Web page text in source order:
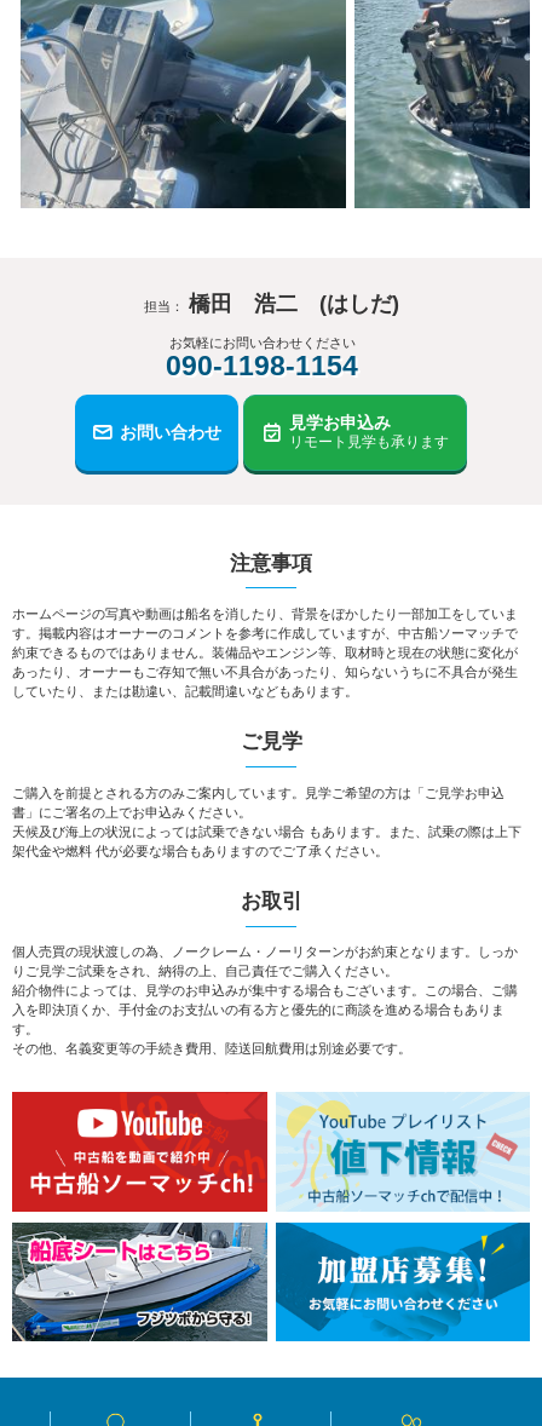
担当： 橋田 浩二 (はしだ)
お気軽にお問い合わせください
090-1198-1154
お問い合わせ 見学お申込み
リモート見学も承ります
注意事項
ホームページの写真や動画は船名を消したり、背景をぼかしたり一部加工をしていま
す。掲載内容はオーナーのコメントを参考に作成していますが、中古船ソーマッチで
約束できるものではありません。装備品やエンジン等、取材時と現在の状態に変化が
あったり、オーナーもご存知で無い不具合があったり、知らないうちに不具合が発生
していたり、または勘違い、記載間違いなどもあります。
ご見学
ご購入を前提とされる方のみご案内しています。見学ご希望の方は「ご見学お申込
書」にご署名の上でお申込みください。
天候及び海上の状況によっては試乗できない場合 もあります。また、試乗の際は上下
架代金や燃料 代が必要な場合もありますのでご了承ください。
お取引
個人売買の現状渡しの為、ノークレーム・ノーリターンがお約束となります。しっか
りご見学ご試乗をされ、納得の上、自己責任でご購入ください。
紹介物件によっては、見学のお申込みが集中する場合もございます。この場合、ご購
入を即決頂くか、手付金のお支払いの有る方と優先的に商談を進める場合もありま
す。
その他、名義変更等の手続き費用、陸送回航費用は別途必要です。